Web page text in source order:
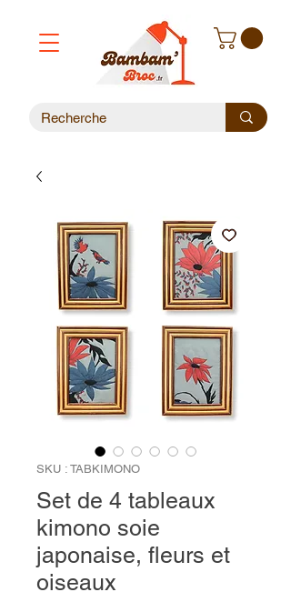
SKU : TABKIMONO
Set de 4 tableaux
kimono soie
japonaise, fleurs et
oiseaux